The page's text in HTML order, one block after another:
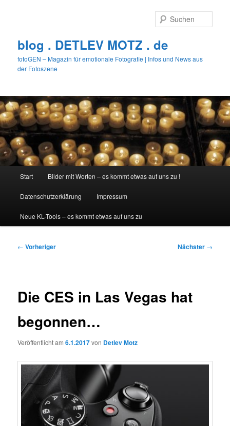
blog . DETLEV MOTZ . de
fotoGEN – Magazin für emotionale Fotografie | Infos und News aus
der Fotoszene
Start Bilder mit Worten – es kommt etwas auf uns zu !
Datenschutzerklärung Impressum
Neue KL-Tools – es kommt etwas auf uns zu
Beitragsnavigation
← Vorheriger Nächster →
Die CES in Las Vegas hat
begonnen…
Veröffentlicht am6.1.2017von Detlev Motz